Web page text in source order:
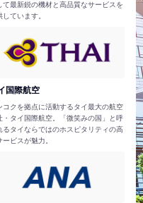
て最新鋭の機材と高品質なサービスを
ています。
国際航空
コクを拠点に活動するタイ最大の航空
・タイ国際航空。「微笑みの国」と呼
るタイならではのホスピタリティの高
ービスが魅力。